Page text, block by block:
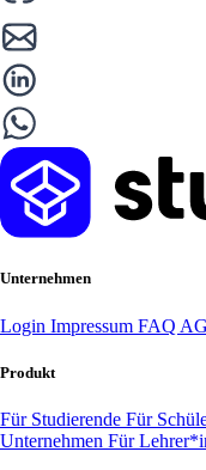
Unternehmen
Login Impressum FAQ
Produkt
Für Studierende Für
Unternehmen Für